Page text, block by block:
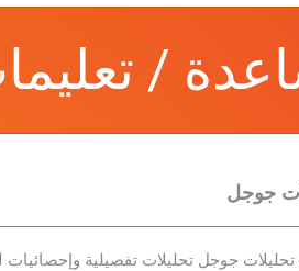
/
جوجل
تحليلات جوجل تحليلات تفصيلية